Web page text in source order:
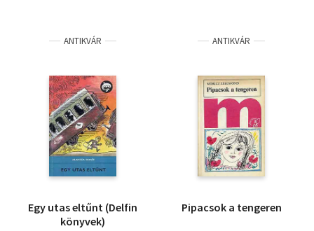
ANTIKVÁR
Egy utas eltűnt (Delfin
könyvek)
ANTIKVÁR
Pipacsok a tengeren